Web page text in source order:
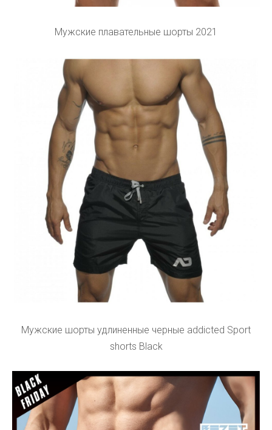
Мужские плавательные шорты 2021
Мужские шорты удлиненные черные addicted Sport
shorts Black